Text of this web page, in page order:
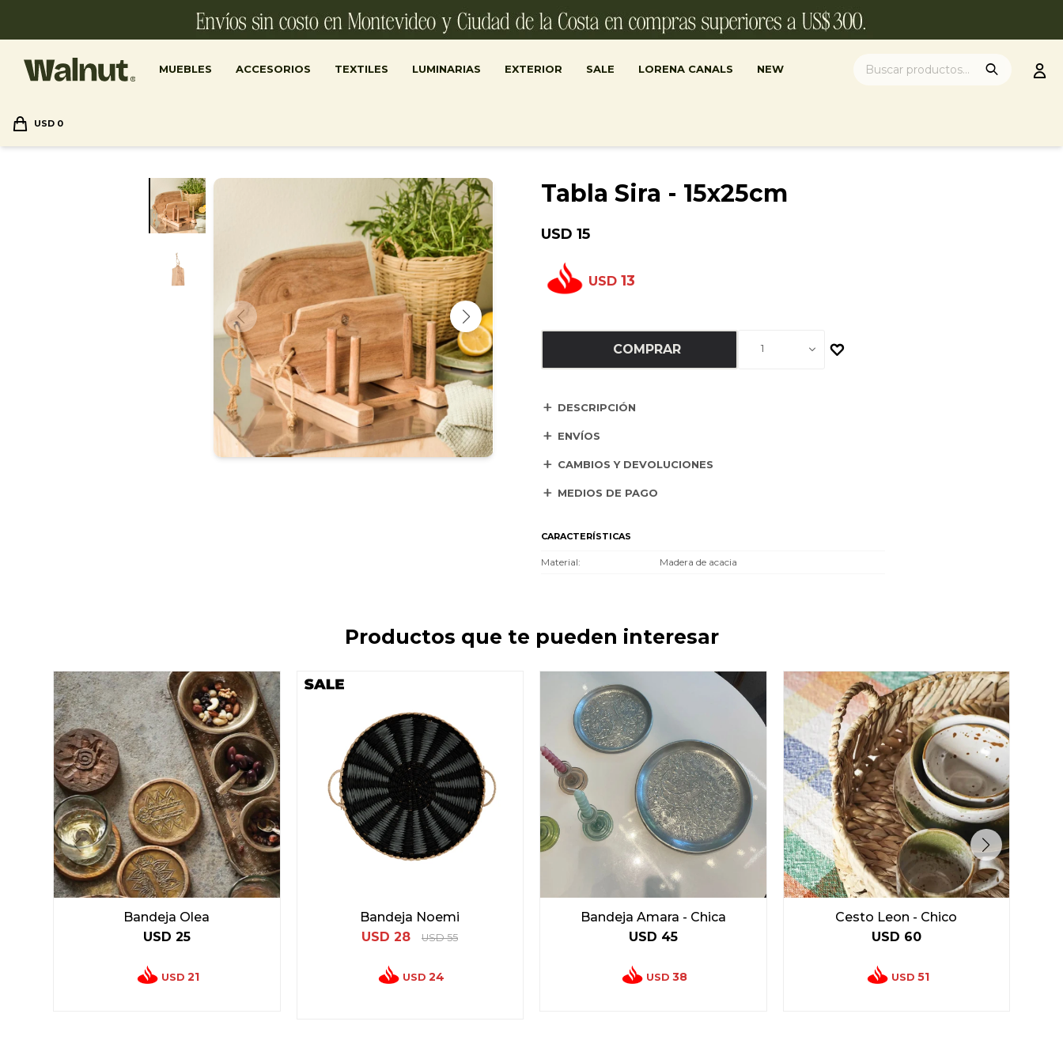
MUEBLES ACCESORIOS TEXTILES LUMINARIAS EXTERIOR SALE LORENA CANALS NEW
USD 0
Tabla Sira - 15x25cm
USD 15
USD 13
1
COMPRAR
DESCRIPCIÓN
ENVÍOS
CAMBIOS Y DEVOLUCIONES
MEDIOS DE PAGO
CARACTERÍSTICAS
Material Madera de acacia
Productos que te pueden interesar
Bandeja Olea
USD 25
USD 21
Bandeja Noemi
USD 28 USD 55
USD 24
Bandeja Amara - Chica
USD 45
USD 38
Cesto Leon - Chico
USD 60
USD 51